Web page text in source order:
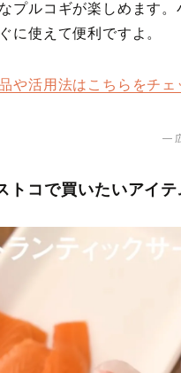
プルコギが楽しめます
に使えて便利ですよ。
や活用法はこちらをチェ
―
トコで買いたいアイ